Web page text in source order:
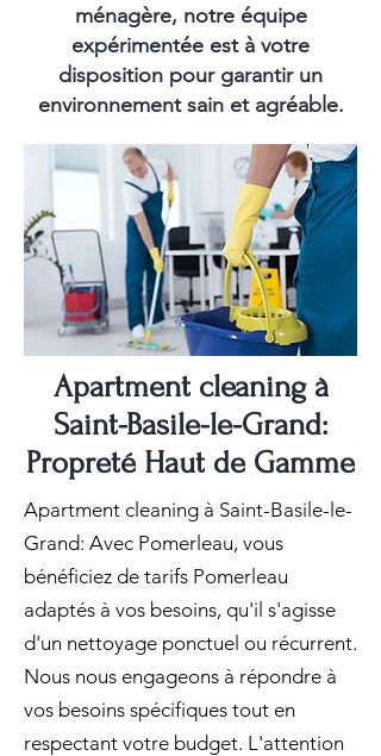
ménagère, notre équipe
expérimentée est à votre
disposition pour garantir un
environnement sain et agréable.
Apartment cleaning à
Saint-Basile-le-Grand:
Propreté Haut de Gamme
Apartment cleaning à Saint-Basile-le-
Grand: Avec Pomerleau, vous
bénéficiez de tarifs Pomerleau
adaptés à vos besoins, qu'il s'agisse
d'un nettoyage ponctuel ou récurrent.
Nous nous engageons à répondre à
vos besoins spécifiques tout en
respectant votre budget. L'attention